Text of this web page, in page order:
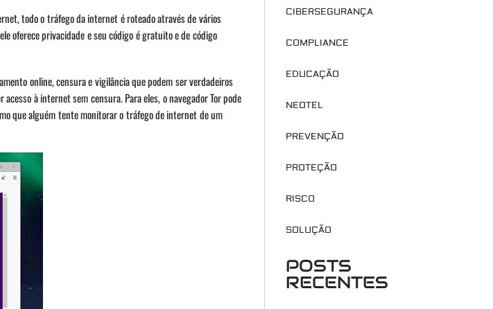
todo o tráfego da internet é roteado através de vários
oferece privacidade e seu código é gratuito e de código
online, censura e vigilância que podem ser verdadeiros
à internet sem censura. Para eles, o navegador Tor pode
que alguém tente monitorar o tráfego de internet de um
CIBERSEGURANÇA
COMPLIANCE
EDUCAÇÃO
NEOTEL
PREVENÇÃO
PROTEÇÃO
RISCO
SOLUÇÃO
POSTS
RECENTES